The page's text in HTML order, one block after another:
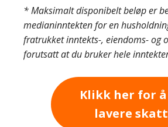
* Maksimalt disponibelt beløp er
medianinntekten for en
fratrukket inntekts-, eiendoms- og
forutsatt at du bruker hele
Klikk her for
lavere skatt